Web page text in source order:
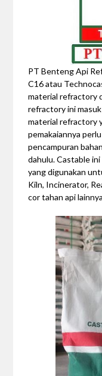
PT Benteng Api
C16 atau
material refractory
refractory ini
material refractory
pemakaiannya
pencampuran
dahulu. Castable
yang digunakan
Kiln, Incinerator,
cor tahan api